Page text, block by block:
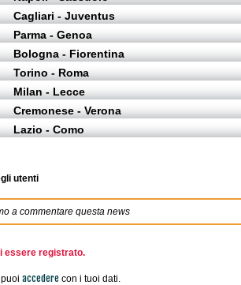
Cagliari - Juventus
Parma - Genoa
Bologna - Fiorentina
Torino - Roma
Milan - Lecce
Cremonese - Verona
Lazio - Como
utenti
a commentare questa news
essere registrato.
accedere con i tuoi dati.